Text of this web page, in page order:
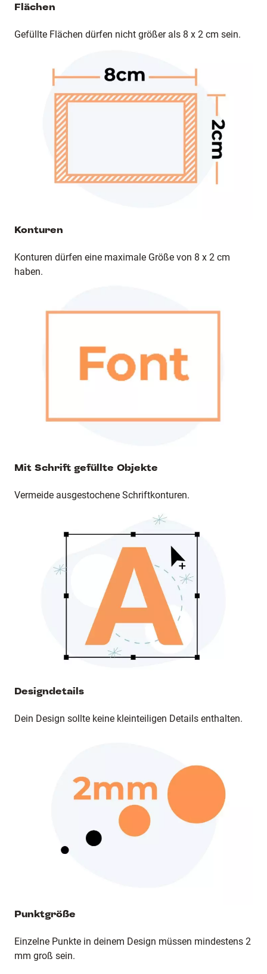
Flächen
Gefüllte Flächen dürfen nicht größer als 8 x 2 cm sein.
Konturen
Konturen dürfen eine maximale Größe von 8 x 2 cm
haben.
Mit Schrift gefüllte Objekte
Vermeide ausgestochene Schriftkonturen.
Designdetails
Dein Design sollte keine kleinteiligen Details enthalten.
Punktgröße
Einzelne Punkte in deinem Design müssen mindestens 2
mm groß sein.